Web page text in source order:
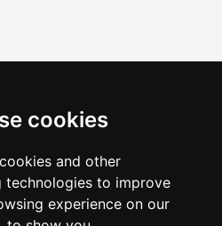
cookies
and other
technologies to improve
experience on our